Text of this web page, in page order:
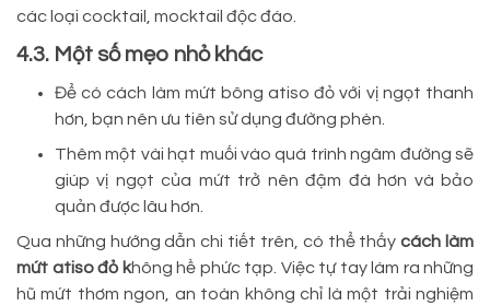
các loại cocktail, mocktail độc đáo.
4.3. Một số mẹo nhỏ khác
Để có cách làm mứt bông atiso đỏ với vị ngọt thanh
hơn, bạn nên ưu tiên sử dụng đường phèn.
Thêm một vài hạt muối vào quá trình ngâm đường sẽ
giúp vị ngọt của mứt trở nên đậm đà hơn và bảo
quản được lâu hơn.
Qua những hướng dẫn chi tiết trên, có thể thấycách làm
mứt atiso đỏ không hề phức tạp. Việc tự tay làm ra những
hũ mứt thơm ngon, an toàn không chỉ là một trải nghiệm